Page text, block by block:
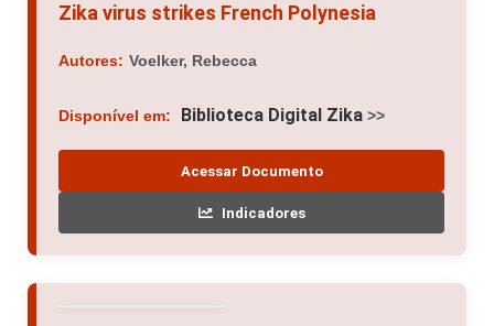
Zika virus strikes French Polynesia
Autores: Voelker, Rebecca
Disponível em: Biblioteca Digital Zika >>
Acessar Documento
Indicadores